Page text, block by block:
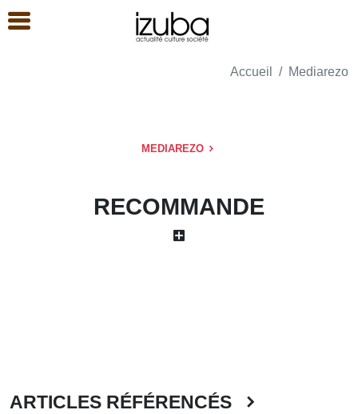
Accueil Mediarezo
MEDIAREZO
RECOMMANDE
ARTICLES RÉFÉRENCÉS